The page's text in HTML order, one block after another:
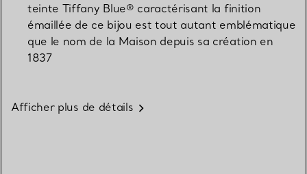
teinte Tiffany Blue® caractérisant la finition
émaillée de ce bijou est tout autant emblématique
que le nom de la Maison depuis sa création en
1837
Afficher plus de détails